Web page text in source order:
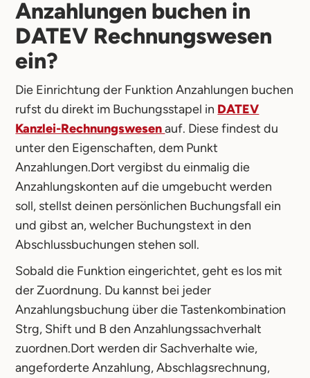
Anzahlungen buchen in
DATEV Rechnungswesen
ein?
Die Einrichtung der Funktion Anzahlungen buchen
rufst du direkt im Buchungsstapel in DATEV
Kanzlei-Rechnungswesenauf. Diese findest du
unter den Eigenschaften, dem Punkt
Anzahlungen.Dort vergibst du einmalig die
Anzahlungskonten auf die umgebucht werden
soll, stellst deinen persönlichen Buchungsfall ein
und gibst an, welcher Buchungstext in den
Abschlussbuchungen stehen soll.
Sobald die Funktion eingerichtet, geht es los mit
der Zuordnung. Du kannst bei jeder
Anzahlungsbuchung über die Tastenkombination
Strg, Shift und B den Anzahlungssachverhalt
zuordnen.Dort werden dir Sachverhalte wie,
angeforderte Anzahlung, Abschlagsrechnung,